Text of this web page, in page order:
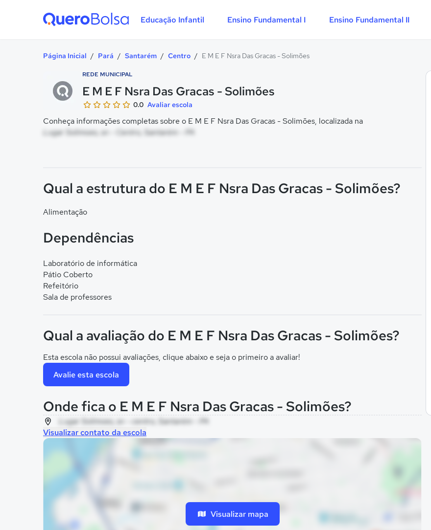
Educação Infantil Ensino Fundamental I Ensino Fundamental II
Página Inicial / Pará / Santarém / Centro / E M E F Nsra Das Gracas - Solimões
REDE MUNICIPAL
E M E F Nsra Das Gracas - Solimões
0.0 Avaliar escola
Conheça informações completas sobre o E M E F Nsra Das Gracas - Solimões, localizada na
Lugar Solimoes, sn - Centro, Santarém - PA
Qual a estrutura do E M E F Nsra Das Gracas - Solimões?
Alimentação
Dependências
Laboratório de informática
Pátio Coberto
Refeitório
Sala de professores
Qual a avaliação do E M E F Nsra Das Gracas - Solimões?
Esta escola não possui avaliações, clique abaixo e seja o primeiro a avaliar!
Avalie esta escola
Onde fica o E M E F Nsra Das Gracas - Solimões?
Lugar Solimoes, sn - centro, Santarém - PA
Visualizar contato da escola
Visualizar mapa